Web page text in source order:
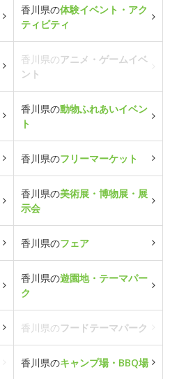
香川県の体験イベント・アク
ティビティ
香川県のアニメ・ゲームイベ
ント
香川県の動物ふれあいイベン
ト
香川県のフリーマーケット
香川県の美術展・博物展・展
示会
香川県のフェア
香川県の遊園地・テーマパー
ク
香川県のフードテーマパーク
香川県のキャンプ場・BBQ場